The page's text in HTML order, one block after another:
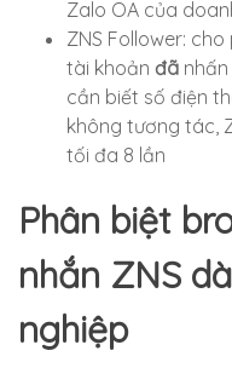
Zalo OA của
ZNS Follower:
tài khoản đã
cần biết số điện
không tương tác,
tối đa 8 lần
Phân biệt
nhắn ZNS
nghiệp